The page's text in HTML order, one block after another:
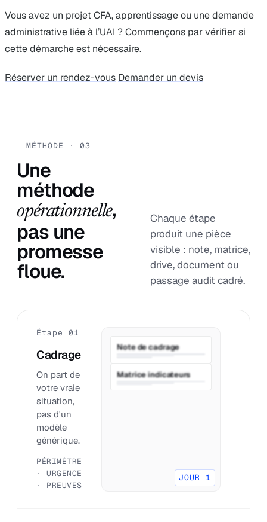
Vous avez un projet CFA, apprentissage ou une demande
administrative liée à l’UAI ? Commençons par vérifier si
cette démarche est nécessaire.
Réserver un rendez-vous Demander un devis
MÉTHODE · 03
Une
méthode
opérationnelle,
pas une
promesse
floue.
Chaque étape
produit une pièce
visible : note, matrice,
drive, document ou
passage audit cadré.
Étape 01
Cadrage
On part de
votre vraie
situation,
pas d'un
modèle
générique.
PÉRIMÈTRE
· URGENCE
· PREUVES
Note de cadrage
Matrice indicateurs
JOUR 1